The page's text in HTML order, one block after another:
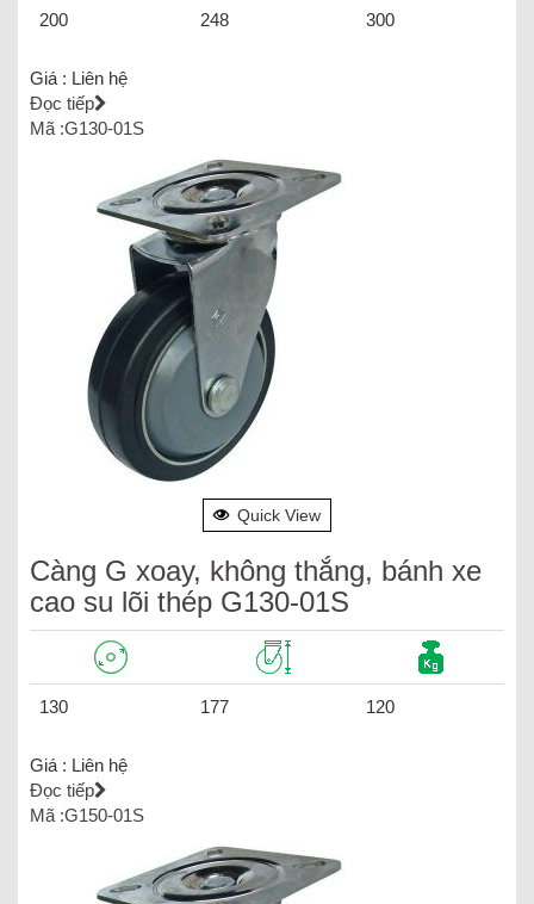
200 248 300
Giá : Liên hệ
Đọc tiếp
Mã :G130-01S
Quick View
Càng G xoay, không thắng, bánh xe
cao su lõi thép G130-01S
130 177 120
Giá : Liên hệ
Đọc tiếp
Mã :G150-01S